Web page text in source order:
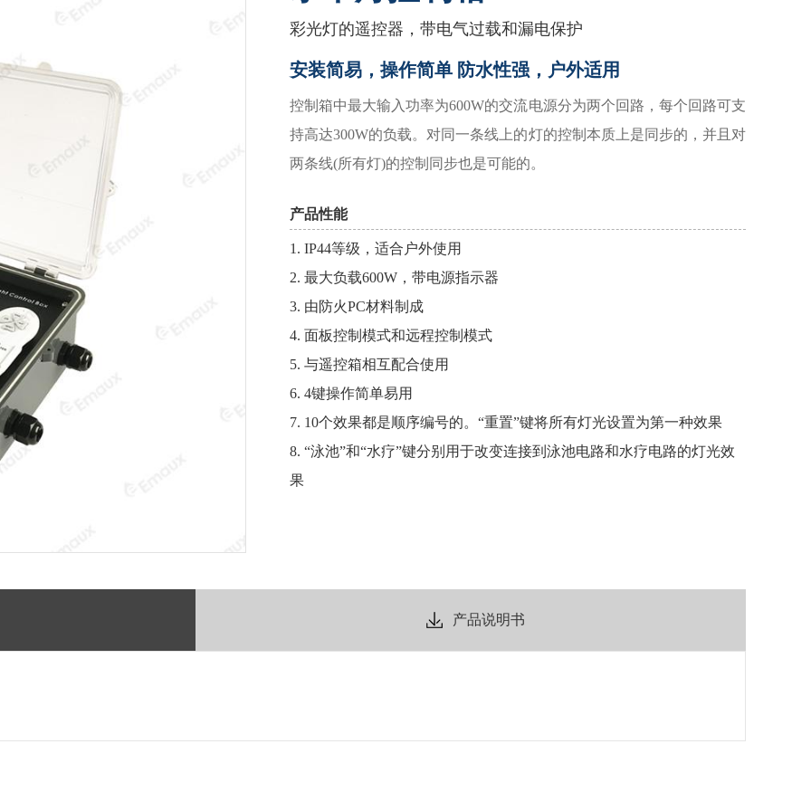
彩光灯的遥控器，带电气过载和漏电保护
安装简易，操作简单 防水性强，户外适用
控制箱中最大输入功率为600W的交流电源分为两个回路，每个回路可支
持高达300W的负载。对同一条线上的灯的控制本质上是同步的，并且对
两条线(所有灯)的控制同步也是可能的。
产品性能
1. IP44等级，适合户外使用
2. 最大负载600W，带电源指示器
3. 由防火PC材料制成
4. 面板控制模式和远程控制模式
5. 与遥控箱相互配合使用
6. 4键操作简单易用
7. 10个效果都是顺序编号的。“重置”键将所有灯光设置为第一种效果
8. “泳池”和“水疗”键分别用于改变连接到泳池电路和水疗电路的灯光效
果
产品说明书